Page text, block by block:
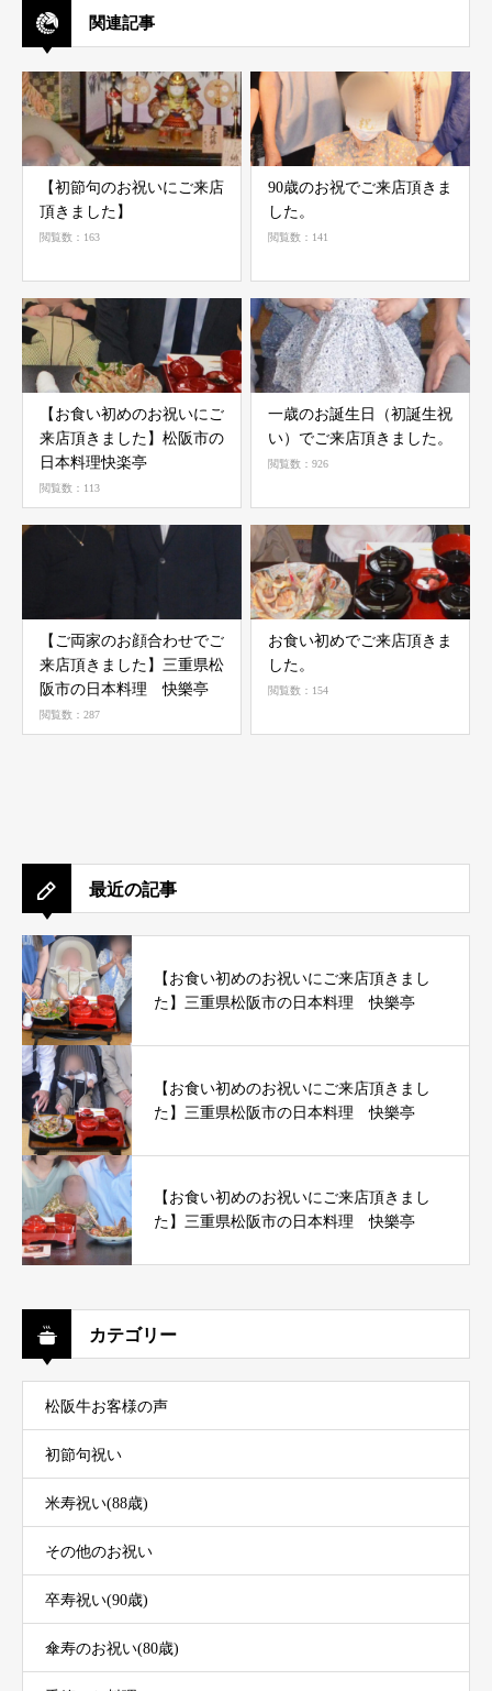
関連記事
【初節句のお祝いにご来店
頂きました】
閲覧数：163
90歳のお祝でご来店頂きま
した。
閲覧数：141
【お食い初めのお祝いにご
来店頂きました】ㅤㅤㅤ松阪市の
日本料理快楽亭
閲覧数：113
一歳のお誕生日（初誕生祝
い）でご来店頂きました。
閲覧数：926
【ご両家のお顔合わせでご
来店頂きました】ㅤㅤㅤ三重県松
阪市の日本料理 快樂亭
閲覧数：287
お食い初めでご来店頂きま
した。
閲覧数：154
最近の記事
【お食い初めのお祝いにご来店頂きまし
た】三重県松阪市の日本料理 快樂亭
【お食い初めのお祝いにご来店頂きまし
た】三重県松阪市の日本料理 快樂亭
【お食い初めのお祝いにご来店頂きまし
た】三重県松阪市の日本料理 快樂亭
カテゴリー
松阪牛お客様の声
初節句祝い
米寿祝い(88歳)
その他のお祝い
卒寿祝い(90歳)
傘寿のお祝い(80歳)